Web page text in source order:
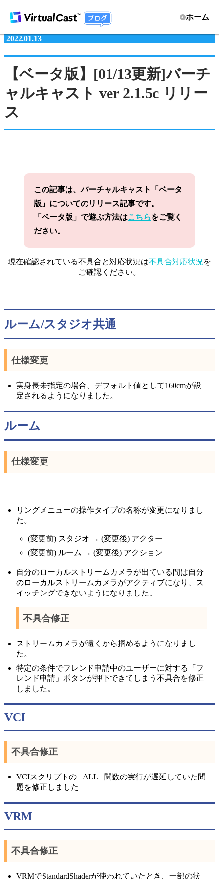
ホーム
2022.01.13
【ベータ版】[01/13更新]バーチ
ャルキャスト ver 2.1.5c リリー
ス
この記事は、バーチャルキャスト「ベータ
版」についてのリリース記事です。
「ベータ版」で遊ぶ方法はこちらをご覧く
ださい。
現在確認されている不具合と対応状況は不具合対応状況を
ご確認ください。
ルーム/スタジオ共通
仕様変更
実身長未指定の場合、デフォルト値として160cmが設
定されるようになりました。
ルーム
仕様変更
リングメニューの操作タイプの名称が変更になりまし
た。
(変更前) スタジオ → (変更後) アクター
(変更前) ルーム → (変更後) アクション
自分のローカルストリームカメラが出ている間は自分
のローカルストリームカメラがアクティブになり、ス
イッチングできないようになりました。
不具合修正
ストリームカメラが遠くから掴めるようになりまし
た。
特定の条件でフレンド申請中のユーザーに対する「フ
レンド申請」ボタンが押下できてしまう不具合を修正
しました。
VCI
不具合修正
VCIスクリプトの _ALL_ 関数の実行が遅延していた問
題を修正しました
VRM
不具合修正
VRMでStandardShaderが使われていたとき、一部の状